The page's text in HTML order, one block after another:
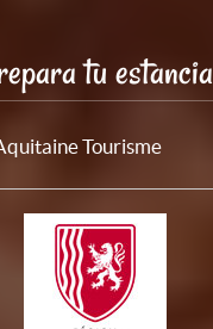
tu estancia
Tourisme